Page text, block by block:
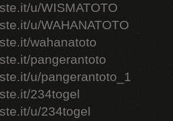
u/WISMATOTO
u/WAHANATOTO
wahanatoto
pangerantoto
u/pangerantoto_1
234togel
u/234togel